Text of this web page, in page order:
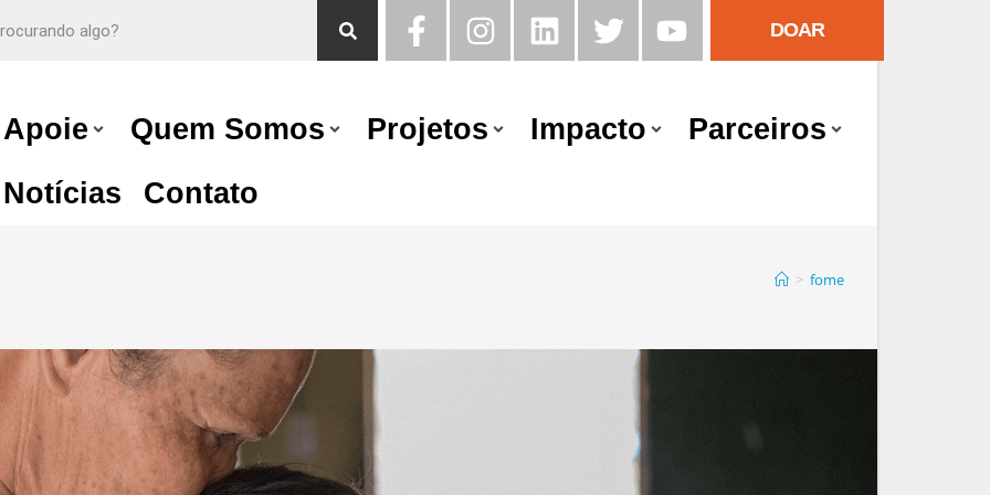
DOAR
Apoie Quem Somos Projetos Impacto
Parceiros
Notícias
Contato
> fome